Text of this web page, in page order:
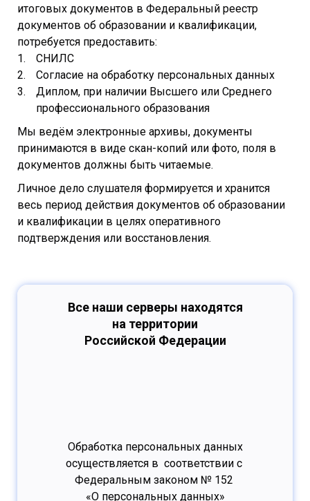
итоговых документов в Федеральный реестр
документов об образовании и квалификации,
потребуется предоставить:
СНИЛС
Согласие на обработку персональных данных
Диплом, при наличии Высшего или Среднего
профессионального образования
Мы ведём электронные архивы, документы
принимаются в виде скан-копий или фото, поля в
документов должны быть читаемые.
Личное дело слушателя формируется и хранится
весь период действия документов об образовании
и квалификации в целях оперативного
подтверждения или восстановления.
Все наши серверы находятся
на территории
Российской Федерации
Обработка персональных данных
осуществляется в соответствии с
Федеральным законом № 152
«О персональных данных»